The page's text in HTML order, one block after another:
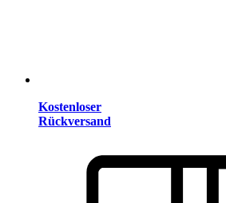
Kostenloser
Rückversand